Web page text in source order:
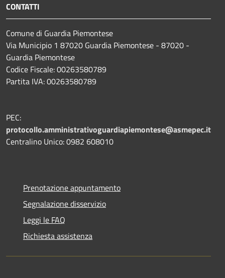
CONTATTI
Comune di Guardia Piemontese
Via Municipio 1 87020 Guardia Piemontese - 87020 -
Guardia Piemontese
Codice Fiscale: 00263580789
Partita IVA: 00263580789
PEC:
protocollo.amministrativoguardiapiemontese@asmepec.it
Centralino Unico: 0982 608010
Prenotazione appuntamento
Segnalazione disservizio
Leggi le FAQ
Richiesta assistenza